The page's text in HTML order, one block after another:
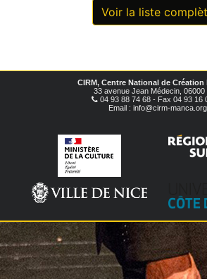
Voir la liste
CIRM, Centre National de Création
33 avenue Jean Médecin, 06000
04 93 88 74 68 - Fax 04 93 16
Email : info@cirm-manca.org